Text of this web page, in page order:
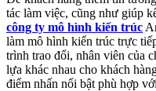
tác làm việc, cũng như giúp
công ty mô hình kiến trúc
làm mô hình kiến trúc trực
trình trao đổi, nhân viên của
lựa khác nhau cho khách
điểm nhấn nổi bật phù hợp